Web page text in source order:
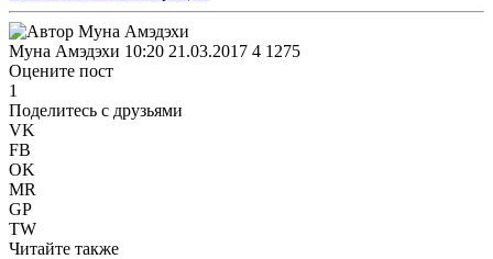
Муна Амэдэхи 10:20 21.03.2017 4 1275
Оцените пост
1
Поделитесь с друзьями
VK
FB
OK
MR
GP
TW
Читайте также